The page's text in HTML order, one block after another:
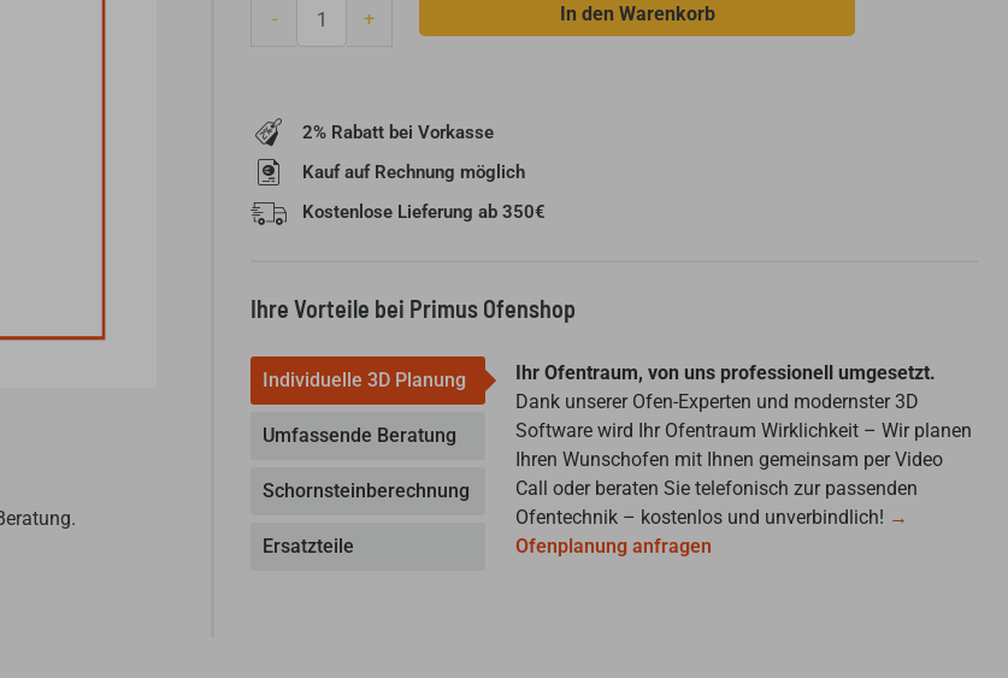
- + In den Warenkorb
2% Rabatt bei Vorkasse
Kauf auf Rechnung möglich
Kostenlose Lieferung ab 350€
Ihre Vorteile bei Primus Ofenshop
Individuelle 3D Planung
Umfassende Beratung
Schornsteinberechnung
Ersatzteile
Ihr Ofentraum, von uns professionell umgesetzt.
Dank unserer Ofen-Experten und modernster 3D
Software wird Ihr Ofentraum Wirklichkeit – Wir planen
Ihren Wunschofen mit Ihnen gemeinsam per Video
Call oder beraten Sie telefonisch zur passenden
Ofentechnik – kostenlos und unverbindlich! →
Ofenplanung anfragen